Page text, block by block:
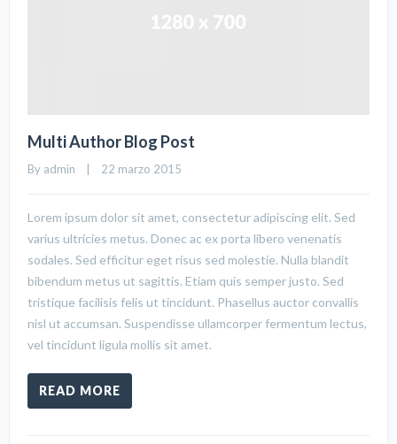
Multi Author Blog Post
By admin
    |    22 marzo 2015
Lorem ipsum dolor sit amet, consectetur adipiscing elit. Sed
varius ultricies metus. Donec ac ex porta libero venenatis
sodales. Sed efficitur eget risus sed molestie. Nulla blandit
bibendum metus ut sagittis. Etiam quis semper justo. Sed
tristique facilisis felis ut tincidunt. Phasellus auctor convallis
nisl ut accumsan. Suspendisse ullamcorper fermentum lectus,
vel tincidunt ligula mollis sit amet.
READ MORE